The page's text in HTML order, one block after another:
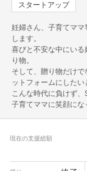
スタートアップ
妊婦さん、子育てマ
します。
喜びと不安な中にい
り物。
そして、贈り物だけ
ットフォームにしたい
こんな時代に負けず
子育てママに笑顔にな
現在の支援総額